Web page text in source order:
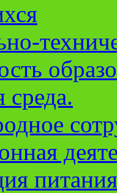
среда.